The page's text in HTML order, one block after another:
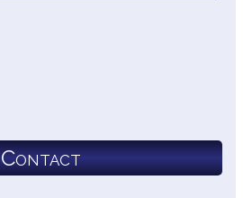
Contact